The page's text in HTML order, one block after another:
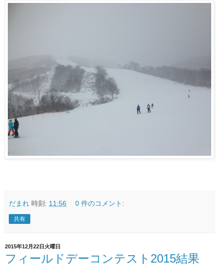
だまれ 時刻: 11:56 0 件のコメント:
共有
2015年12月22日火曜日
フィールドデーコンテスト2015結果